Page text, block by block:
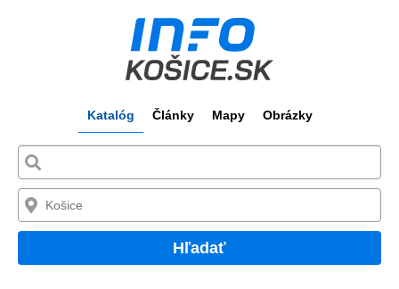
Katalóg Články Mapy Obrázky
Hľadať